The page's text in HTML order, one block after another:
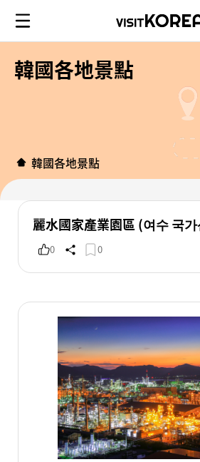
韓國各地景點
韓國各地景點
麗水國家產業園區 (여수 국
0 0